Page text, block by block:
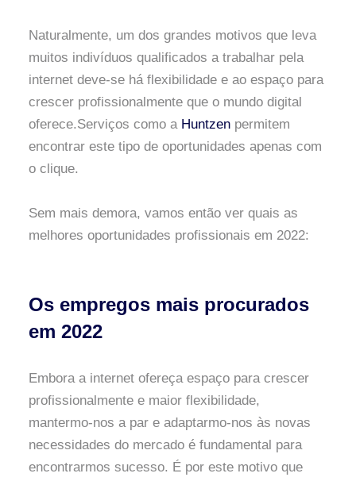
Naturalmente, um dos grandes motivos que leva
muitos indivíduos qualificados a trabalhar pela
internet deve-se há flexibilidade e ao espaço para
crescer profissionalmente que o mundo digital
oferece.Serviços como a Huntzen permitem
encontrar este tipo de oportunidades apenas com
o clique.
Sem mais demora, vamos então ver quais as
melhores oportunidades profissionais em 2022:
Os empregos mais procurados
em 2022
Embora a internet ofereça espaço para crescer
profissionalmente e maior flexibilidade,
mantermo-nos a par e adaptarmo-nos às novas
necessidades do mercado é fundamental para
encontrarmos sucesso. É por este motivo que